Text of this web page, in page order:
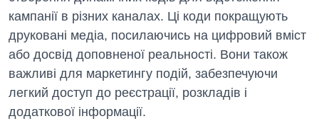
кампанії в різних каналах. Ці коди покращують
друковані медіа, посилаючись на цифровий вміст
або досвід доповненої реальності. Вони також
важливі для маркетингу подій, забезпечуючи
легкий доступ до реєстрації, розкладів і
додаткової інформації.